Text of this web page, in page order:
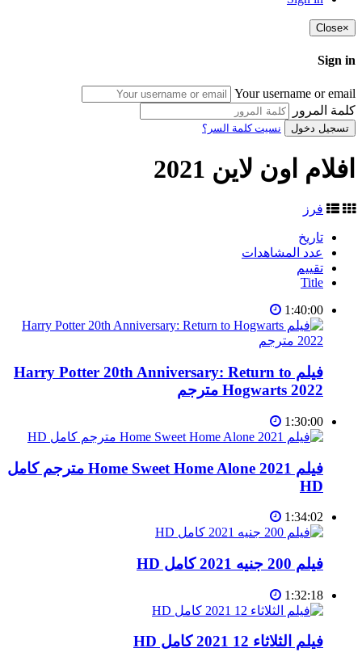
×
Close
Sign in
Your username or email
كلمة المرور
تسجيل دخول نسيت كلمة السر؟
افلام اون لاين 2021
فرز
تاريخ
عدد المشاهدات
تقييم
Title
1:40:00
فيلم Harry Potter 20th Anniversary: Return to
Hogwarts 2022 مترجم
1:30:00
فيلم Home Sweet Home Alone 2021 مترجم كامل
HD
1:34:02
فيلم 200 جنيه 2021 كامل HD
1:32:18
فيلم الثلاثاء 12 2021 كامل HD